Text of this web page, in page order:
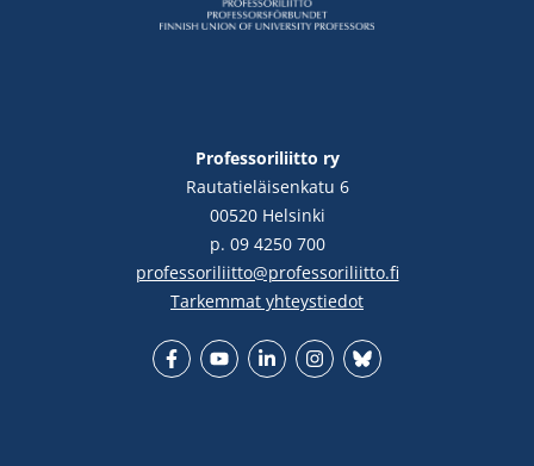
Professoriliitto ry
Rautatieläisenkatu 6
00520 Helsinki
p. 09 4250 700
professoriliitto@professoriliitto.fi
Tarkemmat yhteystiedot